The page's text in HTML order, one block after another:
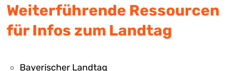
Weiterführende Ressourcen
für Infos zum Landtag
Bayerischer Landtag